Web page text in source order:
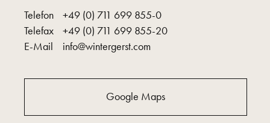
Telefon
+49 (0) 711 699 855-0
Telefax
+49 (0) 711 699 855-20
E-Mail
info@wintergerst.com
Google Maps